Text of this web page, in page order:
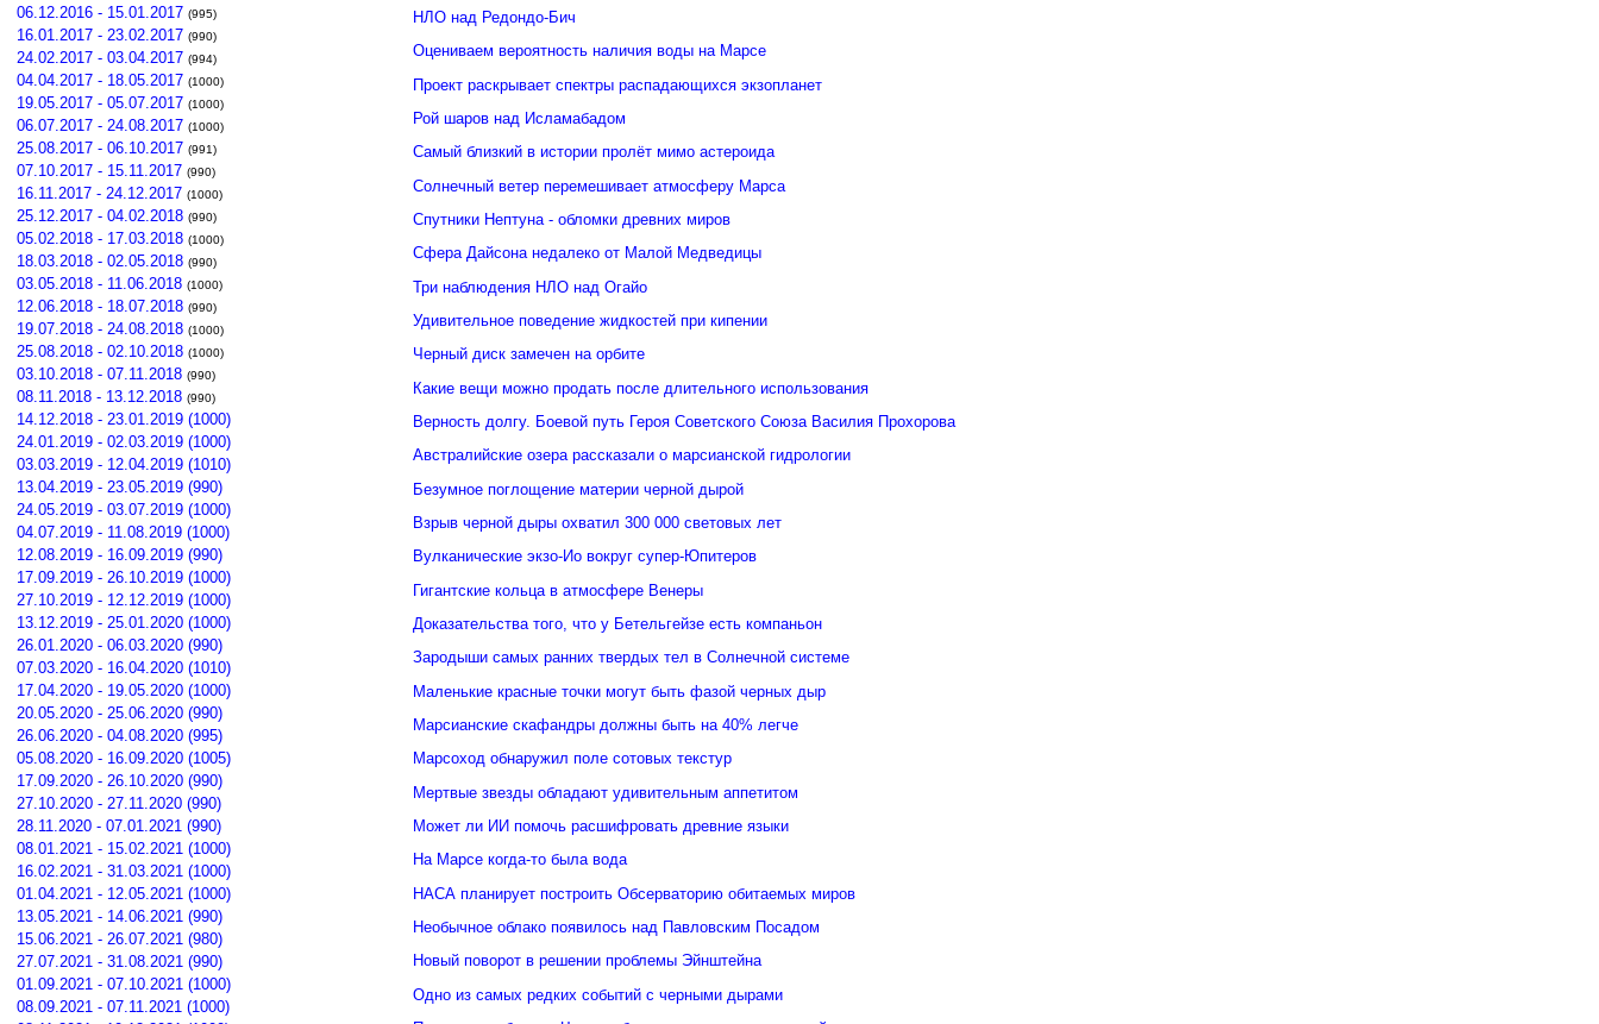
06.12.2016 - 15.01.2017 (995)
16.01.2017 - 23.02.2017 (990)
24.02.2017 - 03.04.2017 (994)
04.04.2017 - 18.05.2017 (1000)
19.05.2017 - 05.07.2017 (1000)
06.07.2017 - 24.08.2017 (1000)
25.08.2017 - 06.10.2017 (991)
07.10.2017 - 15.11.2017 (990)
16.11.2017 - 24.12.2017 (1000)
25.12.2017 - 04.02.2018 (990)
05.02.2018 - 17.03.2018 (1000)
18.03.2018 - 02.05.2018 (990)
03.05.2018 - 11.06.2018 (1000)
12.06.2018 - 18.07.2018 (990)
19.07.2018 - 24.08.2018 (1000)
25.08.2018 - 02.10.2018 (1000)
03.10.2018 - 07.11.2018 (990)
08.11.2018 - 13.12.2018 (990)
14.12.2018 - 23.01.2019 (1000)
24.01.2019 - 02.03.2019 (1000)
03.03.2019 - 12.04.2019 (1010)
13.04.2019 - 23.05.2019 (990)
24.05.2019 - 03.07.2019 (1000)
04.07.2019 - 11.08.2019 (1000)
12.08.2019 - 16.09.2019 (990)
17.09.2019 - 26.10.2019 (1000)
27.10.2019 - 12.12.2019 (1000)
13.12.2019 - 25.01.2020 (1000)
26.01.2020 - 06.03.2020 (990)
07.03.2020 - 16.04.2020 (1010)
17.04.2020 - 19.05.2020 (1000)
20.05.2020 - 25.06.2020 (990)
26.06.2020 - 04.08.2020 (995)
05.08.2020 - 16.09.2020 (1005)
17.09.2020 - 26.10.2020 (990)
27.10.2020 - 27.11.2020 (990)
28.11.2020 - 07.01.2021 (990)
08.01.2021 - 15.02.2021 (1000)
16.02.2021 - 31.03.2021 (1000)
01.04.2021 - 12.05.2021 (1000)
13.05.2021 - 14.06.2021 (990)
15.06.2021 - 26.07.2021 (980)
27.07.2021 - 31.08.2021 (990)
01.09.2021 - 07.10.2021 (1000)
08.09.2021 - 07.11.2021 (1000)
НЛО над Редондо-Бич
Оцениваем вероятность наличия воды на Марсе
Проект раскрывает спектры распадающихся экзопланет
Рой шаров над Исламабадом
Самый близкий в истории пролёт мимо астероида
Солнечный ветер перемешивает атмосферу Марса
Спутники Нептуна - обломки древних миров
Сфера Дайсона недалеко от Малой Медведицы
Три наблюдения НЛО над Огайо
Удивительное поведение жидкостей при кипении
Черный диск замечен на орбите
Какие вещи можно продать после длительного использования
Верность долгу. Боевой путь Героя Советского Союза Василия Прохорова
Австралийские озера рассказали о марсианской гидрологии
Безумное поглощение материи черной дырой
Взрыв черной дыры охватил 300 000 световых лет
Вулканические экзо-Ио вокруг супер-Юпитеров
Гигантские кольца в атмосфере Венеры
Доказательства того, что у Бетельгейзе есть компаньон
Зародыши самых ранних твердых тел в Солнечной системе
Маленькие красные точки могут быть фазой черных дыр
Марсианские скафандры должны быть на 40% легче
Марсоход обнаружил поле сотовых текстур
Мертвые звезды обладают удивительным аппетитом
Может ли ИИ помочь расшифровать древние языки
На Марсе когда-то была вода
НАСА планирует построить Обсерваторию обитаемых миров
Необычное облако появилось над Павловским Посадом
Новый поворот в решении проблемы Эйнштейна
Одно из самых редких событий с черными дырами